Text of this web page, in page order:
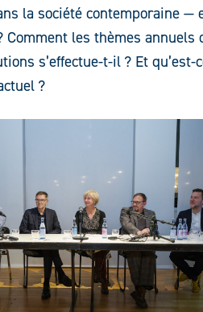
la société contemporaine —
Comment les thèmes
s’effectue-t-il ? Et
?